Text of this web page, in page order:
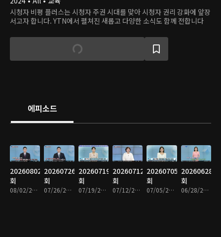
시청자 비평 플러스는 시청자 주권 시대를 맞아 시청자 권리 강화에 앞장
서고자 합니다. YTN에서 펼쳐진 새롭고 다양한 소식도 함께 전합니다
에피소드
20260802
회
08/02/2026 • 31분
20260726
회
07/26/2026 • 31분
20260719
회
07/19/2026 • 31분
20260712
회
07/12/2026 • 31분
20260705
회
07/05/2026 • 31분
20260628
회
06/28/2026 • 31분